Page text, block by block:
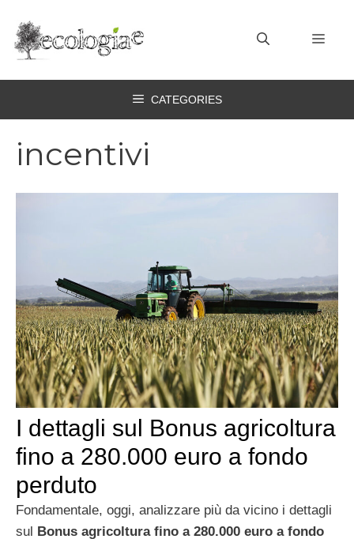
contenuto
CATEGORIES
incentivi
I dettagli sul Bonus agricoltura
fino a 280.000 euro a fondo
perduto
Fondamentale, oggi, analizzare più da vicino i dettagli
sul Bonus agricoltura fino a 280.000 euro a fondo